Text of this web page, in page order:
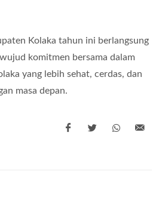
Kolaka tahun ini berlangsung
komitmen bersama dalam
yang lebih sehat, cerdas, dan
masa depan.